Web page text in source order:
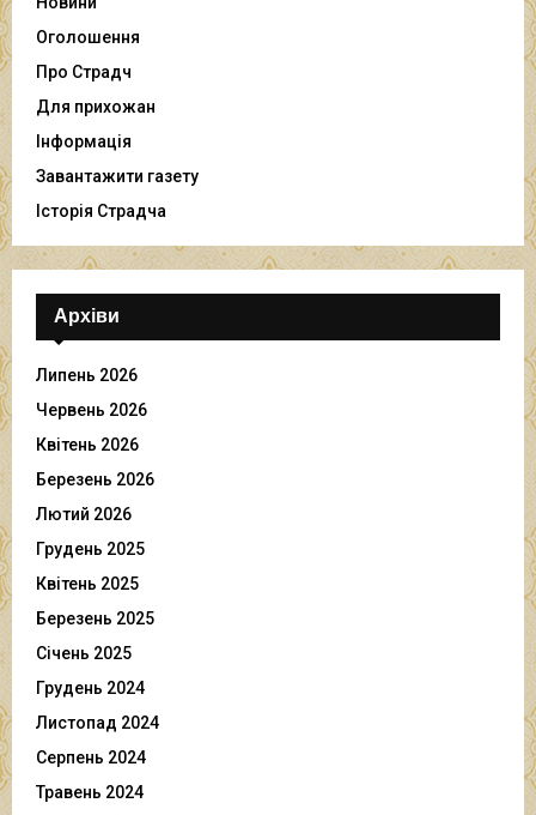
Оголошення
Про Страдч
Для прихожан
Інформація
Завантажити газету
Історія Страдча
Архіви
Липень 2026
Червень 2026
Квітень 2026
Березень 2026
Лютий 2026
Грудень 2025
Квітень 2025
Березень 2025
Січень 2025
Грудень 2024
Листопад 2024
Серпень 2024
Травень 2024